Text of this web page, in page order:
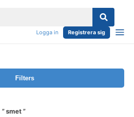
Logga in Registrera sig
Filters
smet